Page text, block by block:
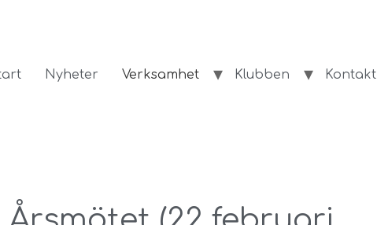
Nyheter Verksamhet Klubben Kontakt